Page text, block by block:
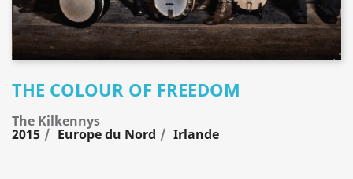
THE COLOUR OF FREEDOM
The Kilkennys
2015 Europe du Nord Irlande